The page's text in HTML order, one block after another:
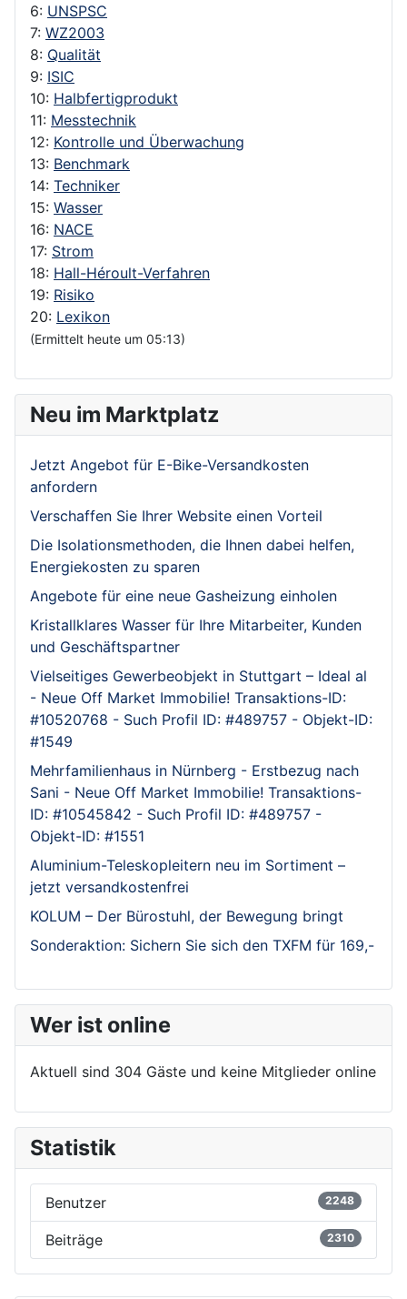
6: UNSPSC
7: WZ2003
8: Qualität
9: ISIC
10: Halbfertigprodukt
11: Messtechnik
12: Kontrolle und Überwachung
13: Benchmark
14: Techniker
15: Wasser
16: NACE
17: Strom
18: Hall-Héroult-Verfahren
19: Risiko
20: Lexikon
(Ermittelt heute um 05:13)
Neu im Marktplatz
Jetzt Angebot für E-Bike-Versandkosten
anfordern
Verschaffen Sie Ihrer Website einen Vorteil
Die Isolationsmethoden, die Ihnen dabei helfen,
Energiekosten zu sparen
Angebote für eine neue Gasheizung einholen
Kristallklares Wasser für Ihre Mitarbeiter, Kunden
und Geschäftspartner
Vielseitiges Gewerbeobjekt in Stuttgart – Ideal al
- Neue Off Market Immobilie! Transaktions-ID:
#10520768 - Such Profil ID: #489757 - Objekt-ID:
#1549
Mehrfamilienhaus in Nürnberg - Erstbezug nach
Sani - Neue Off Market Immobilie! Transaktions-
ID: #10545842 - Such Profil ID: #489757 -
Objekt-ID: #1551
Aluminium-Teleskopleitern neu im Sortiment –
jetzt versandkostenfrei
KOLUM – Der Bürostuhl, der Bewegung bringt
Sonderaktion: Sichern Sie sich den TXFM für 169,-
Wer ist online
Aktuell sind 304 Gäste und keine Mitglieder online
Statistik
Benutzer 2248
Beiträge 2310